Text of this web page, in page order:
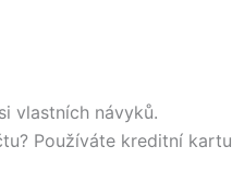
vlastních návyků.
Používáte kreditní kartu